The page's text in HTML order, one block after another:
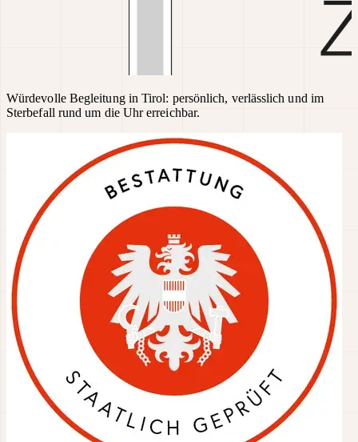
Würdevolle Begleitung in Tirol: persönlich, verlässlich und im
Sterbefall rund um die Uhr erreichbar.